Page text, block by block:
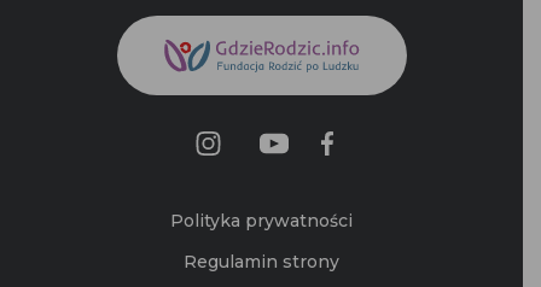
Polityka prywatności
Regulamin strony